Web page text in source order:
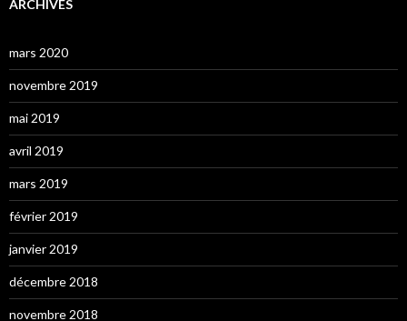
ARCHIVES
mars 2020
novembre 2019
mai 2019
avril 2019
mars 2019
février 2019
janvier 2019
décembre 2018
novembre 2018